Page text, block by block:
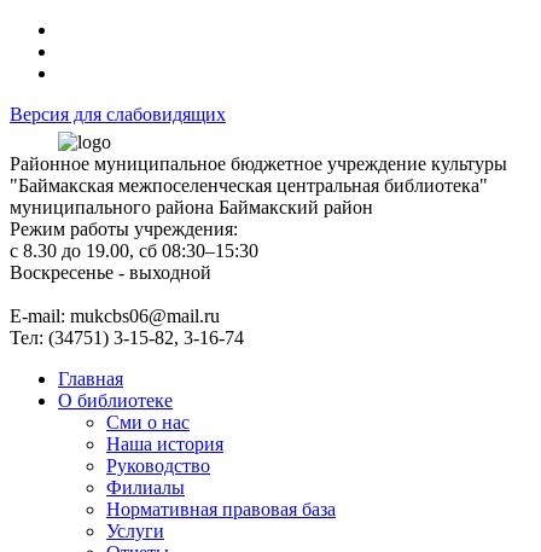
Версия для слабовидящих
Районное муниципальное бюджетное учреждение культуры
"Баймакская межпоселенческая центральная библиотека"
муниципального района Баймакский район
Режим работы учреждения:
с 8.30 до 19.00, сб 08:30–15:30
Воскресенье - выходной
Е-mail: mukcbs06@mail.ru
Тел: (34751) 3-15-82, 3-16-74
Главная
О библиотеке
Сми о нас
Наша история
Руководство
Филиалы
Нормативная правовая база
Услуги